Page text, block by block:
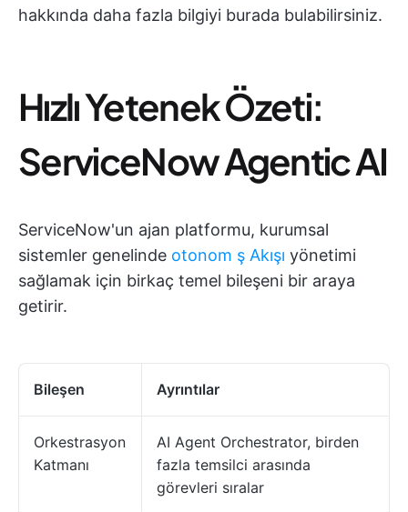
hakkında daha fazla bilgiyi burada bulabilirsiniz.
Hızlı Yetenek Özeti:
ServiceNow Agentic AI
ServiceNow'un ajan platformu, kurumsal
sistemler genelinde otonom ş Akışı yönetimi
sağlamak için birkaç temel bileşeni bir araya
getirir.
Bileşen Ayrıntılar
Orkestrasyon
Katmanı
AI Agent Orchestrator, birden
fazla temsilci arasında
görevleri sıralar